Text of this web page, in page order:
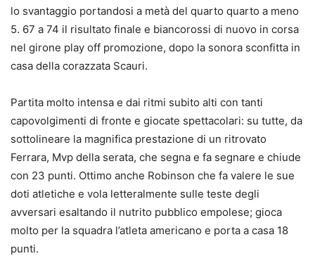
lo svantaggio portandosi a metà del quarto quarto a meno
5. 67 a 74 il risultato finale e biancorossi di nuovo in corsa
nel girone play off promozione, dopo la sonora sconfitta in
casa della corazzata Scauri.
Partita molto intensa e dai ritmi subito alti con tanti
capovolgimenti di fronte e giocate spettacolari: su tutte, da
sottolineare la magnifica prestazione di un ritrovato
Ferrara, Mvp della serata, che segna e fa segnare e chiude
con 23 punti. Ottimo anche Robinson che fa valere le sue
doti atletiche e vola letteralmente sulle teste degli
avversari esaltando il nutrito pubblico empolese; gioca
molto per la squadra l’atleta americano e porta a casa 18
punti.